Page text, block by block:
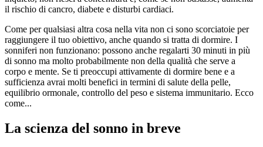
il rischio di cancro, diabete e disturbi cardiaci.
Come per qualsiasi altra cosa nella vita non ci sono scorciatoie per
raggiungere il tuo obiettivo, anche quando si tratta di dormire. I
sonniferi non funzionano: possono anche regalarti 30 minuti in più
di sonno ma molto probabilmente non della qualità che serve a
corpo e mente. Se ti preoccupi attivamente di dormire bene e a
sufficienza avrai molti benefici in termini di salute della pelle,
equilibrio ormonale, controllo del peso e sistema immunitario. Ecco
come...
La scienza del sonno in breve